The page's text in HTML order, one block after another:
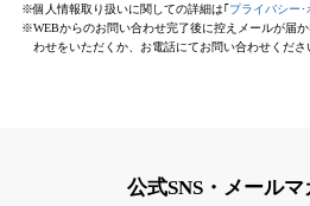
※個人情報取り扱いに関しての詳細は｢プライバシー･
※WEBからのお問い合わせ完了後に控えメールが届
わせをいただくか、お電話にてお問い合わせくださ
公式SNS・メール